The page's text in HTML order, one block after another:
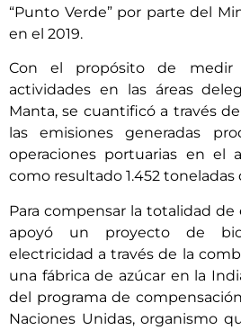
“Punto Verde” por parte del
en el 2019.
Con el propósito de
actividades en las áreas
Manta, se cuantificó a través
las emisiones generadas
operaciones portuarias en el
como resultado 1.452 toneladas
Para compensar la totalidad de
apoyó un proyecto de
electricidad a través de la
una fábrica de azúcar en la
del programa de
Naciones Unidas, organismo